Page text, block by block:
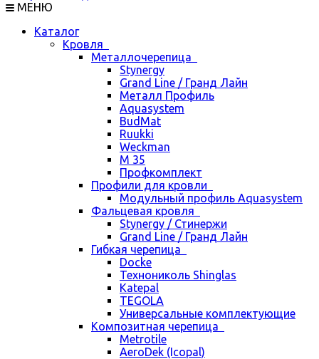
МЕНЮ
Каталог
Кровля
Металлочерепица
Stynergy
Grand Line / Гранд Лайн
Металл Профиль
Aquasystem
BudMat
Ruukki
Weckman
М 35
Профкомплект
Профили для кровли
Модульный профиль Aquasystem
Фальцевая кровля
Stynergy / Стинержи
Grand Line / Гранд Лайн
Гибкая черепица
Docke
Технониколь Shinglas
Katepal
TEGOLA
Универсальные комплектующие
Композитная черепица
Metrotile
AeroDek (Icopal)